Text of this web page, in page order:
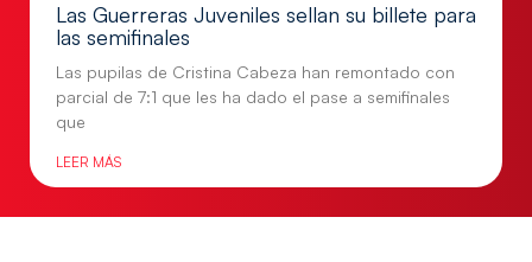
Las Guerreras Juveniles sellan su billete para
las semifinales
Las pupilas de Cristina Cabeza han remontado con
parcial de 7:1 que les ha dado el pase a semifinales
que
LEER MÁS